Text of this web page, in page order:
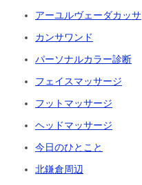
アーユルヴェーダカッサ
カンサワンド
パーソナルカラー診断
フェイスマッサージ
フットマッサージ
ヘッドマッサージ
今日のひとこと
北鎌倉周辺